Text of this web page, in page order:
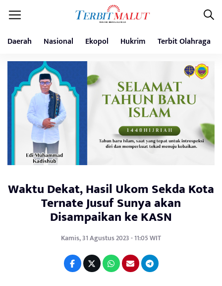
Daerah Nasional Ekopol Hukrim Terbit Olahraga
Waktu Dekat, Hasil Ukom Sekda Kota
Ternate Jusuf Sunya akan
Disampaikan ke KASN
Kamis, 31 Agustus 2023 - 11:05 WIT